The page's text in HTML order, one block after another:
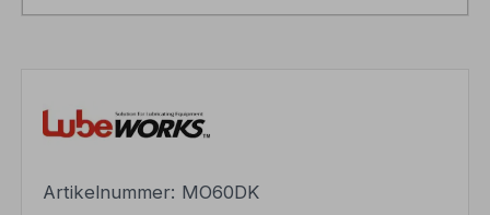
Artikelnummer: MO60DK